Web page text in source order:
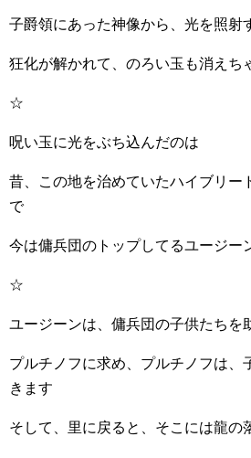
子爵領にあった神像から、光を照射
狂化が解かれて、のろい玉も消えち
☆
呪い玉に光をぶち込んだのは
昔、この地を治めていたハイブリー
で
今は傭兵団のトップしてるユージー
☆
ユージーンは、傭兵団の子供たちを
プルチノフに求め、プルチノフは、
きます
そして、里に戻ると、そこには龍の